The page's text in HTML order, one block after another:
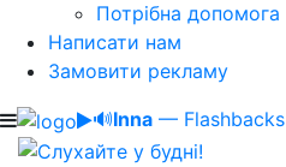
Потрібна допомога
Написати нам
Замовити рекламу
🔊Inna — Flashbacks